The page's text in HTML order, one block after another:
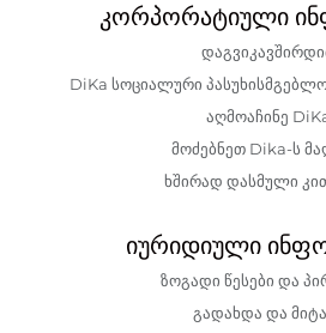
კორპორატიული
DiKa სოციალური
აღმოაჩინე
მოძებნეთ Dika-ს
ხშირად დასმული
იურიდიული
ზოგადი წესები და
გადახდა და